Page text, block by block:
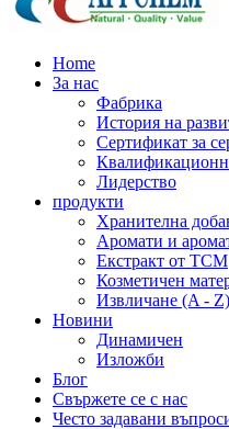
Home
За нас
Фабрика
История на
Сертификат за
Лидерство
продукти
Хранителна
Аромати и
Екстракт от TCM
Козметичен
Извличане (A - Z)
Новини
Динамичен
Изложби
Блог
Свържете се с нас
Често задавани